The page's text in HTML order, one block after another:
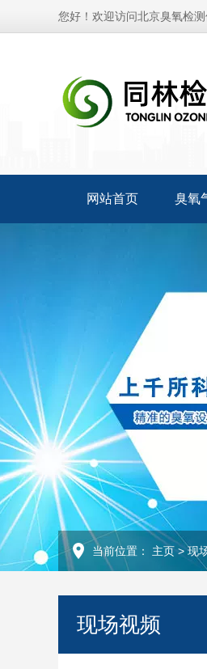
您好！欢迎访问北京臭氧检测
网站首页 臭氧
当前位置： 主页 >现
现场视频